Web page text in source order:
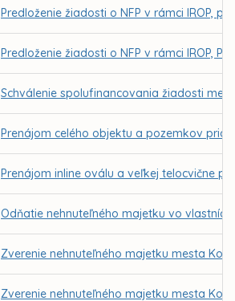
Predloženie žiadosti o NFP v rámci IROP,
Predloženie žiadosti o NFP v rámci IROP,
Schválenie spolufinancovania žiadosti
Prenájom celého objektu a pozemkov
Prenájom inline oválu a veľkej telocvične
Odňatie nehnuteľného majetku vo
Zverenie nehnuteľného majetku mesta
Zverenie nehnuteľného majetku mesta